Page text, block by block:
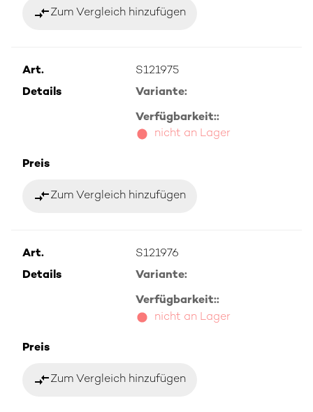
compare_arrowsZum Vergleich hinzufügen
Art.
S121975
Details
Variante:
Verfügbarkeit::
nicht an Lager
Preis
compare_arrowsZum Vergleich hinzufügen
Art.
S121976
Details
Variante:
Verfügbarkeit::
nicht an Lager
Preis
compare_arrowsZum Vergleich hinzufügen